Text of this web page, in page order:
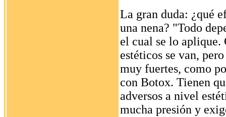
La gran duda: ¿qué
una nena? "Todo
el cual se lo aplique.
estéticos se van,
muy fuertes, como
con Botox. Tienen
adversos a nivel
mucha presión y